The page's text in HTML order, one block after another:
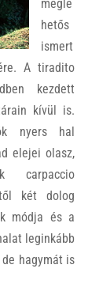
megle
hetős
ismert
A tiradito
kezdett
kívül is.
nyers hal
elejei olasz,
carpaccio
két dolog
módja és a
leginkább
hagymát is